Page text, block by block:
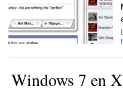
Windows 7 en